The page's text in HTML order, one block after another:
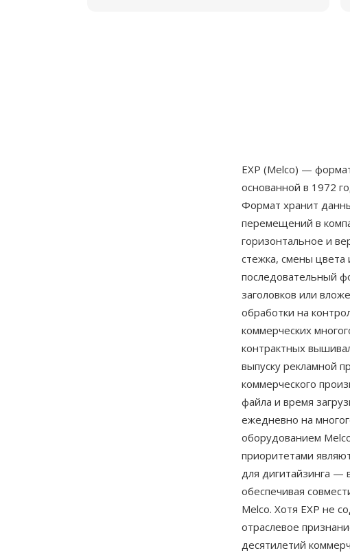
EXP (Melco) —
основанной в 1972
Формат хранит
перемещений в
горизонтальное и
стежка, смены
последовательный
заголовков или
обработки на
коммерческих
контрактных
выпуску рекламной
коммерческого
файла и время
ежедневно на
оборудованием
приоритетами
для дигитайзинга —
обеспечивая
Melco. Хотя EXP не
отраслевое
десятилетий